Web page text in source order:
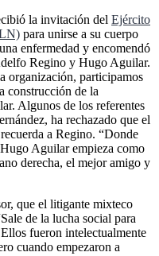
la invitación del Ejército
para unirse a su cuerpo
enfermedad y encomendó
Regino y Hugo Aguilar.
organización, participamos
construcción de la
Algunos de los referentes
ha rechazado que el
a Regino. “Donde
Aguilar empieza como
derecha, el mejor amigo y
que el litigante mixteco
de la lucha social para
fueron intelectualmente
cuando empezaron a